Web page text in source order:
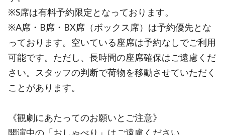
※S席は有料予約限定となっております。
※A席・B席・BX席（ボックス席）は予約優先とな
っております。空いている座席は予約なしでご利用
可能です。ただし、長時間の座席確保はご遠慮くだ
さい。スタッフの判断で荷物を移動させていただく
ことがあります。
《観劇にあたってのお願いとご注意》
開演中の「おしゃべり」はご遠慮ください。